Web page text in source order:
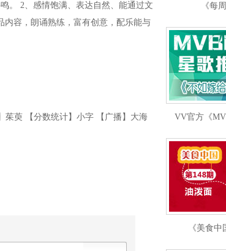
。 2、感情饱满、表达自然、能通过文
内容，朗诵熟练，富有创意，配乐能与
茱萸 【分数统计】小字 【广播】大海
《每
VV官方《
《美食